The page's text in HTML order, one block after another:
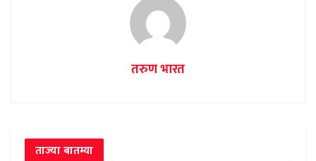
तरुण भारत
ताज्या बातम्या